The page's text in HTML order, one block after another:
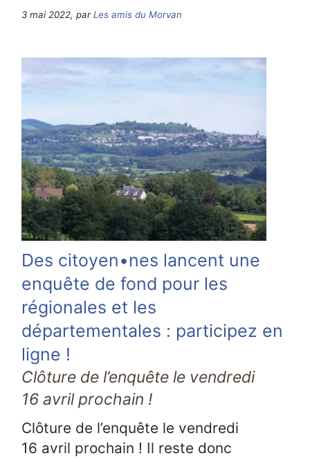
3 mai 2022, parLes amis du Morvan
Des citoyen•nes lancent une
enquête de fond pour les
régionales et les
départementales : participez en
ligne !
Clôture de l’enquête le vendredi
16 avril prochain !
Clôture de l’enquête le vendredi
16 avril prochain ! Il reste donc